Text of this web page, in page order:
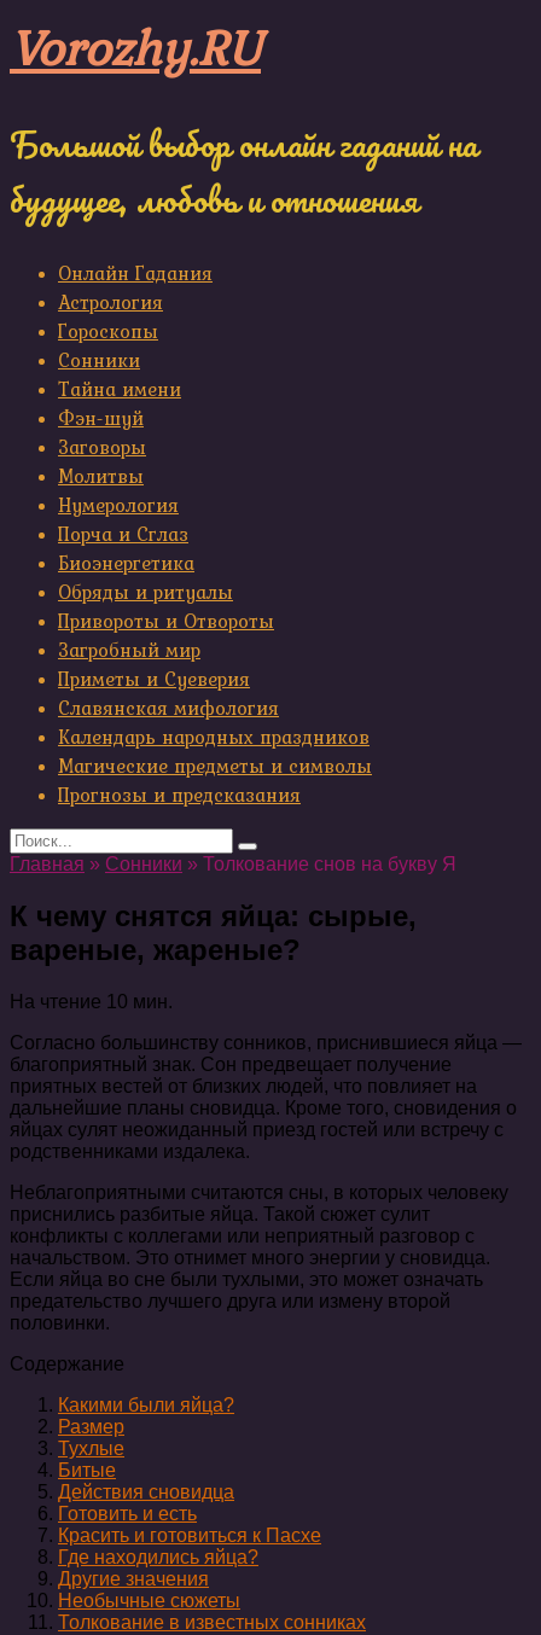
to
content
Vorozhy.RU
Большой выбор онлайн гаданий на
будущее, любовь и отношения
Онлайн Гадания
Астрология
Гороскопы
Сонники
Тайна имени
Фэн-шуй
Заговоры
Молитвы
Нумерология
Порча и Сглаз
Биоэнергетика
Обряды и ритуалы
Привороты и Отвороты
Загробный мир
Приметы и Суеверия
Славянская мифология
Календарь народных праздников
Магические предметы и символы
Прогнозы и предсказания
Search
for:
Главная » Сонники » Толкование снов на букву Я
К чему снятся яйца: сырые,
вареные, жареные?
На чтение 10 мин.
Согласно большинству сонников, приснившиеся яйца —
благоприятный знак. Сон предвещает получение
приятных вестей от близких людей, что повлияет на
дальнейшие планы сновидца. Кроме того, сновидения о
яйцах сулят неожиданный приезд гостей или встречу с
родственниками издалека.
Неблагоприятными считаются сны, в которых человеку
приснились разбитые яйца. Такой сюжет сулит
конфликты с коллегами или неприятный разговор с
начальством. Это отнимет много энергии у сновидца.
Если яйца во сне были тухлыми, это может означать
предательство лучшего друга или измену второй
половинки.
Содержание
Какими были яйца?
Размер
Тухлые
Битые
Действия сновидца
Готовить и есть
Красить и готовиться к Пасхе
Где находились яйца?
Другие значения
Необычные сюжеты
Толкование в известных сонниках